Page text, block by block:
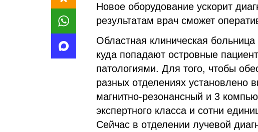
Новое оборудование ускорит
результатам врач сможет
Областная клиническая
куда попадают островные
патологиями. Для того, чтобы
разных отделениях установлено
магнитно-резонансный и 3
экспертного класса и сотни
Сейчас в отделении лучевой